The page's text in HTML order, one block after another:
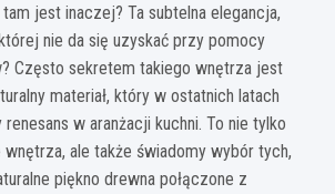
jest inaczej? Ta subtelna elegancja,
nie da się uzyskać przy pomocy
Często sekretem takiego wnętrza jest
materiał, który w ostatnich latach
w aranżacji kuchni. To nie tylko
ale także świadomy wybór tych,
piękno drewna połączone z